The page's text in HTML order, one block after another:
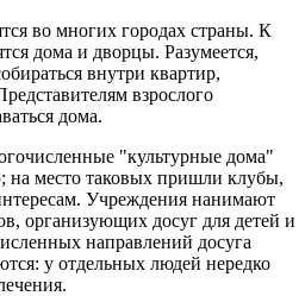
во многих городах страны. К
дома и дворцы. Разумеется,
внутри квартир,
взрослого
дома.
"культурные дома"
на место таковых пришли клубы,
Учреждения нанимают
организующих досуг для детей и
направлений досуга
у отдельных людей нередко